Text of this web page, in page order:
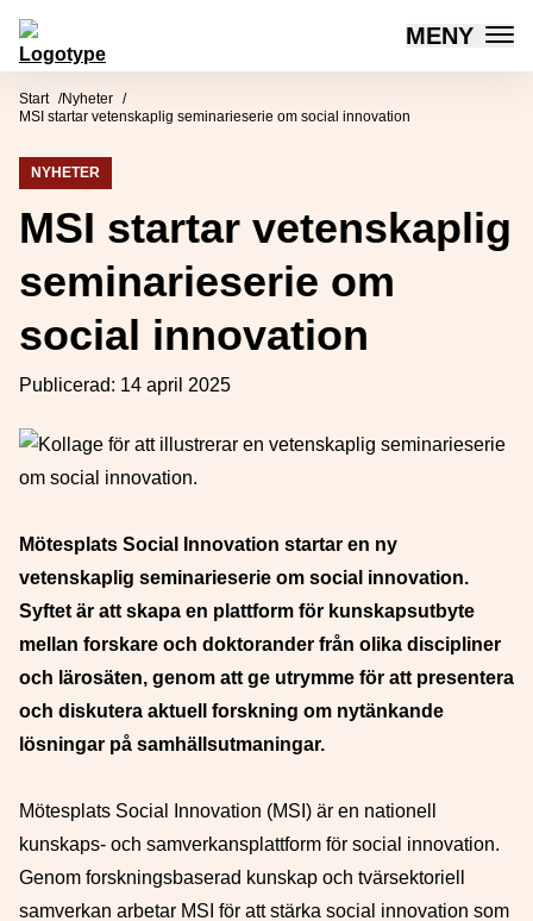
Hoppa till innehåll
Mötesplatsen Social Innovation MENY
Start
Nyheter
MSI startar vetenskaplig seminarieserie om social innovation
NYHETER
MSI startar vetenskaplig
seminarieserie om
social innovation
Publicerad: 14 april 2025
Mötesplats Social Innovation startar en ny
vetenskaplig seminarieserie om social innovation.
Syftet är att skapa en plattform för kunskapsutbyte
mellan forskare och doktorander från olika discipliner
och lärosäten, genom att ge utrymme för att presentera
och diskutera aktuell forskning om nytänkande
lösningar på samhällsutmaningar.
Mötesplats Social Innovation (MSI) är en nationell
kunskaps- och samverkansplattform för social innovation.
Genom forskningsbaserad kunskap och tvärsektoriell
samverkan arbetar MSI för att stärka social innovation som